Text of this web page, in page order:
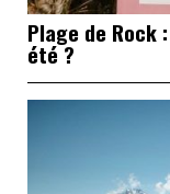
Plage de Rock
été ?